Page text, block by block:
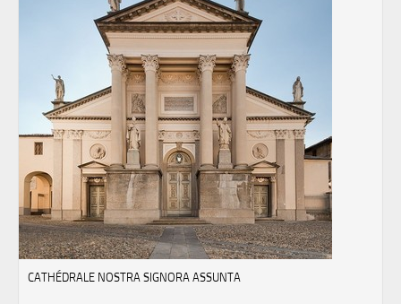
CONTACTS
CATHÉDRALE NOSTRA SIGNORA ASSUNTA